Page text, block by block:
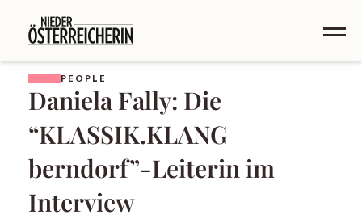
PEOPLE
Daniela Fally: Die
“KLASSIK.KLANG
berndorf”-Leiterin im
Interview